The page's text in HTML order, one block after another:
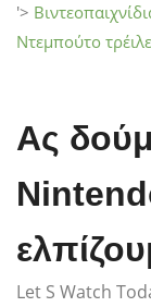
'>
Ντεμπούτο
Ας
Let S Watch